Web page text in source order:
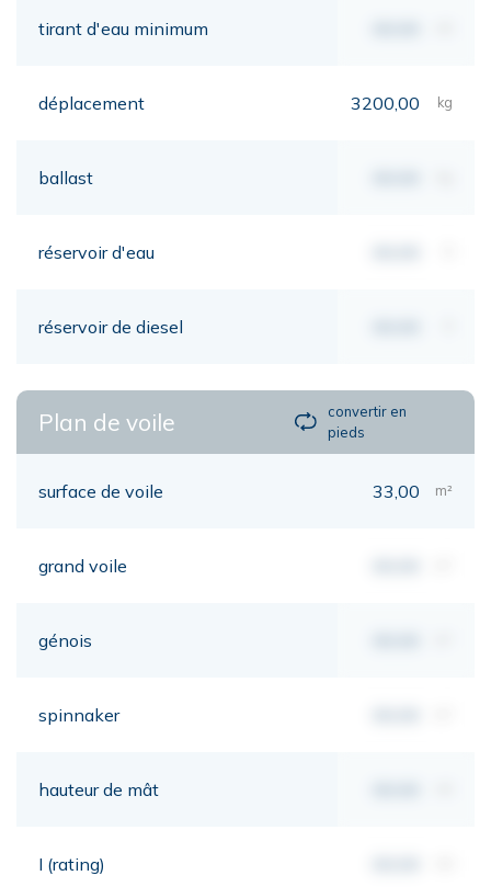
tirant d'eau minimum
déplacement 3200,00 kg
ballast
réservoir d'eau
réservoir de diesel
Plan de voile
convertir en
pieds
surface de voile 33,00 m²
grand voile
génois
spinnaker
hauteur de mât
I (rating)